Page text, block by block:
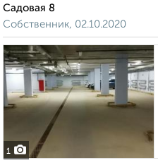
Садовая 8
Собственник, 02.10.2020
1